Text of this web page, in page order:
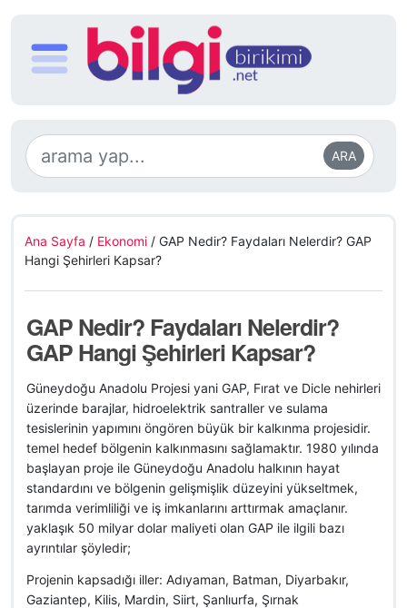
ARA
Ana Sayfa / Ekonomi / GAP Nedir? Faydaları Nelerdir? GAP
Hangi Şehirleri Kapsar?
GAP Nedir? Faydaları Nelerdir?
GAP Hangi Şehirleri Kapsar?
Güneydoğu Anadolu Projesi yani GAP, Fırat ve Dicle nehirleri
üzerinde barajlar, hidroelektrik santraller ve sulama
tesislerinin yapımını öngören büyük bir kalkınma projesidir.
temel hedef bölgenin kalkınmasını sağlamaktır. 1980 yılında
başlayan proje ile Güneydoğu Anadolu halkının hayat
standardını ve bölgenin gelişmişlik düzeyini yükseltmek,
tarımda verimliliği ve iş imkanlarını arttırmak amaçlanır.
yaklaşık 50 milyar dolar maliyeti olan GAP ile ilgili bazı
ayrıntılar şöyledir;
Projenin kapsadığı iller: Adıyaman, Batman, Diyarbakır,
Gaziantep, Kilis, Mardin, Siirt, Şanlıurfa, Şırnak